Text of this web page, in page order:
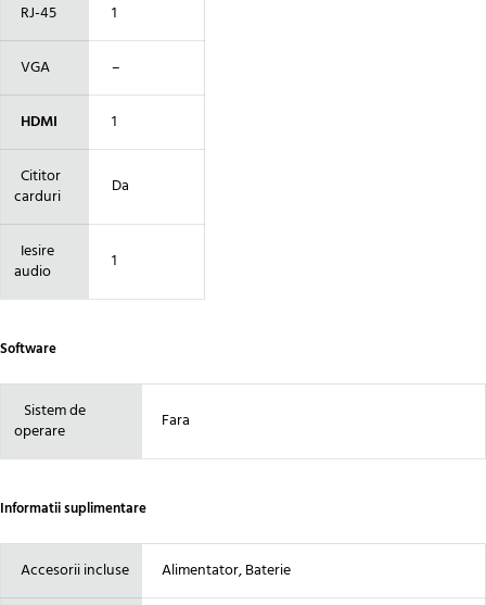
RJ-45 1
VGA –
HDMI 1
Cititor
carduri
Da
Iesire
audio
1
Software
Sistem de
operare
Fara
Informatii suplimentare
Accesorii incluse Alimentator, Baterie